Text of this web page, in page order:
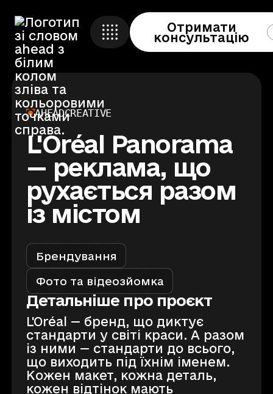
Ahead Event
Ahead Education
Ahead Foundation
Кейси
Про компанію
Контакти
Отримати консультацію
Створено
Fedotov.design
🇬🇧
Отримати
консультацію
AHEADCREATIVE
L'Oréal Panorama
— реклама, що
рухається разом
із містом
Брендування
Фото та відеозйомка
Детальніше про проєкт
L'Oréal — бренд, що диктує
стандарти у світі краси. А разом
із ними — стандарти до всього,
що виходить під їхнім іменем.
Кожен макет, кожна деталь,
кожен відтінок мають